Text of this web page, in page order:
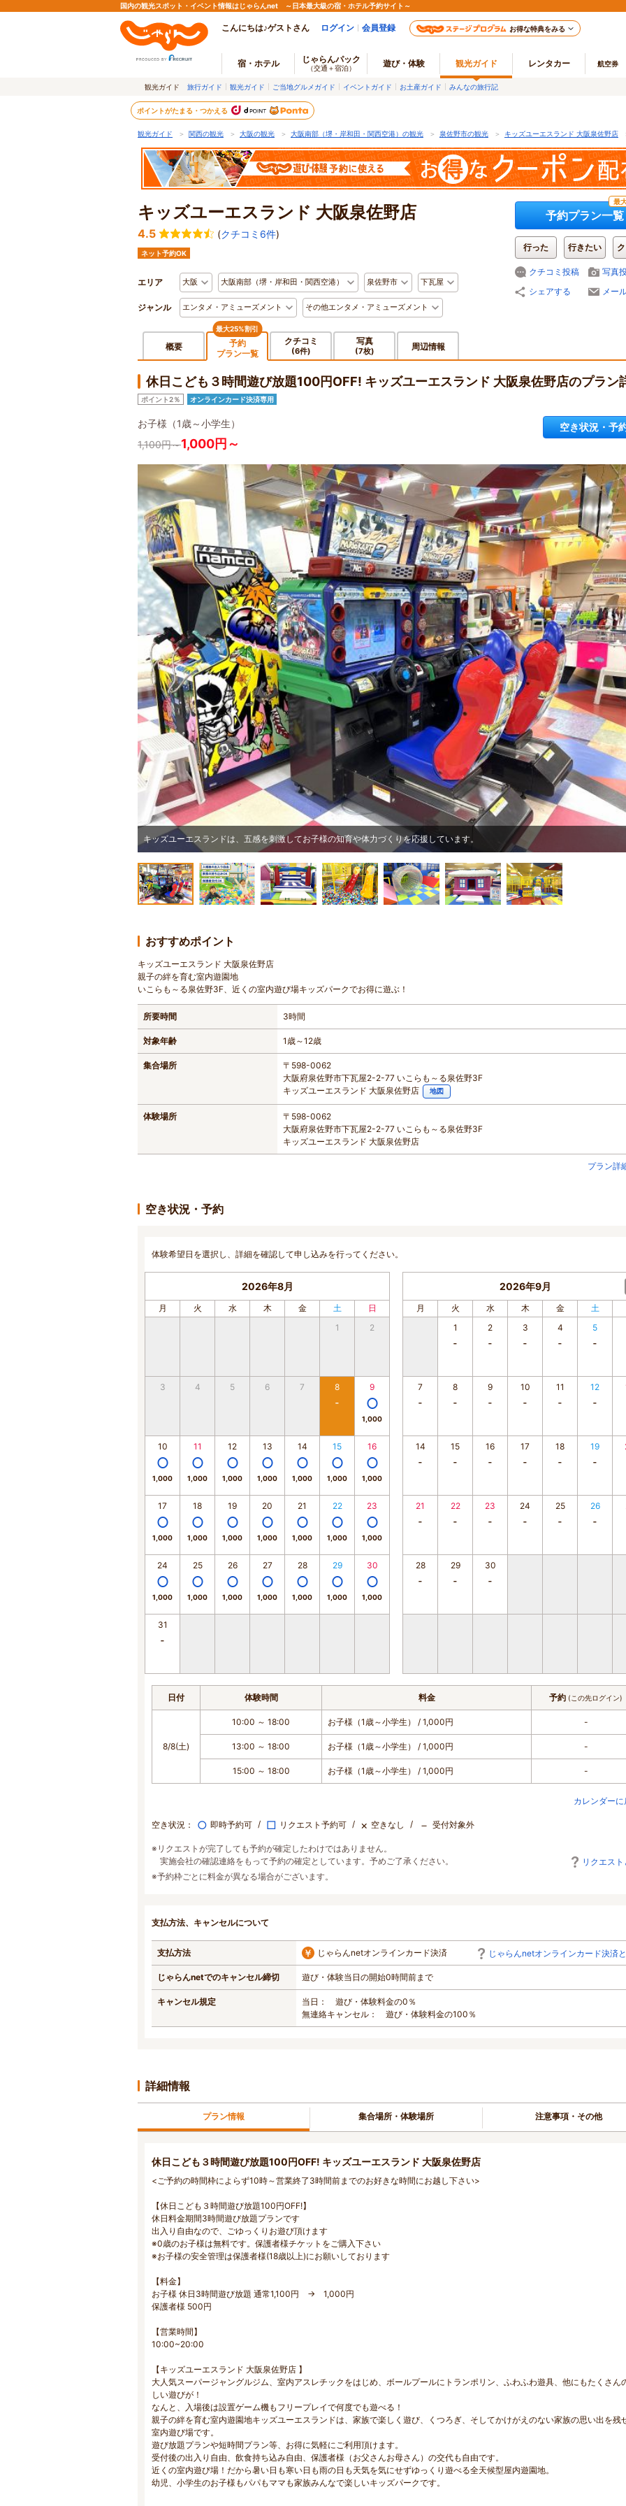
国内の観光スポット・イベント情報はじゃらんnet ～日本最大級の宿・ホテル予約サイト～
こんにちは♪ゲストさん ログイン 会員登録 お得な特典をみる
宿・ホテル じゃらんパック
（交通＋宿泊） 遊び・体験 観光ガイド レンタカー 航空券
観光ガイド 旅行ガイド 観光ガイド ご当地グルメガイド イベントガイド お土産ガイド みんなの旅行記
ポイントがたまる・つかえる
観光ガイド ＞ 関西の観光 ＞ 大阪の観光 ＞ 大阪南部（堺・岸和田・関西空港）の観光 ＞ 泉佐野市の観光 ＞ キッズユーエスランド 大阪泉佐野店
キッズユーエスランド 大阪泉佐野店
4.5 (クチコミ6件)
ネット予約OK
エリア 大阪 大阪南部（堺・岸和田・関西空港） 泉佐野市 下瓦屋
ジャンル エンタメ・アミューズメント その他エンタメ・アミューズメント
最
予約プラン一覧
行った 行きたい
クチコミ投稿
写真
シェアする
メー
概要
最大25%割引
予約
プラン一覧
クチコミ
(6件)
写真
(7枚) 周辺情報
休日こども３時間遊び放題100円OFF! キッズユーエスランド 大阪泉佐野店のプラン
ポイント2％ オンラインカード決済専用
お子様（1歳～小学生）
1,100円～1,000円～
空き状況・予
キッズユーエスランドは、五感を刺激してお子様の知育や体力づくりを応援しています。
おすすめポイント
キッズユーエスランド 大阪泉佐野店
親子の絆を育む室内遊園地
いこらも～る泉佐野3F、近くの室内遊び場キッズパークでお得に遊ぶ！
所要時間 3時間
対象年齢 1歳～12歳
集合場所
〒598-0062
大阪府泉佐野市下瓦屋2-2-77 いこらも～る泉佐野3F
キッズユーエスランド 大阪泉佐野店
地図
体験場所
〒598-0062
大阪府泉佐野市下瓦屋2-2-77 いこらも～る泉佐野3F
キッズユーエスランド 大阪泉佐野店
プラン詳
空き状況・予約
体験希望日を選択し、詳細を確認して申し込みを行ってください。
2026年8月
月 火 水 木 金 土
日
1
2
3 4 5 6 7 8 9
1,000
10
1,000
11
1,000
12
1,000
13
1,000
14
1,000
15
1,000
16
1,000
17
1,000
18
1,000
19
1,000
20
1,000
21
1,000
22
1,000
23
1,000
24
1,000
25
1,000
26
1,000
27
1,000
28
1,000
29
1,000
30
1,000
31
2026年9月
月 火 水 木 金 土
1
2 3 4 5
7 8 9 10 11 12
14 15 16 17 18 19
21 22 23 24 25 26
28 29 30
日付 体験時間 料金 予約 (この先ログイン)
8/8(土)
10:00 ～ 18:00 お子様（1歳～小学生） / 1,000円 -
13:00 ～ 18:00 お子様（1歳～小学生） / 1,000円 -
15:00 ～ 18:00 お子様（1歳～小学生） / 1,000円 -
カレンダーに
空き状況： ○ 即時予約可 □ リクエスト予約可 × 空きなし － 受付対象外
※リクエストが完了しても予約が確定したわけではありません。
実施会社の確認連絡をもって予約の確定としています。予めご了承ください。
リクエス
※予約枠ごとに料金が異なる場合がございます。
支払方法、キャンセルについて
支払方法 じゃらんnetオンラインカード決済 じゃらんnetオンラインカード決済
じゃらんnetでのキャンセル締切 遊び・体験当日の開始0時間前まで
キャンセル規定
当日： 遊び・体験料金の0％
無連絡キャンセル： 遊び・体験料金の100％
詳細情報
プラン情報 集合場所・体験場所 注意事項・その他
休日こども３時間遊び放題100円OFF! キッズユーエスランド 大阪泉佐野店
<ご予約の時間枠によらず10時～営業終了3時間前までのお好きな時間にお越し下さい>
【休日こども３時間遊び放題100円OFF!】
休日料金期間3時間遊び放題プランです
出入り自由なので、ごゆっくりお遊び頂けます
※0歳のお子様は無料です。保護者様チケットをご購入下さい
※お子様の安全管理は保護者様(18歳以上)にお願いしております
【料金】
お子様 休日3時間遊び放題 通常1,100円 → 1,000円
保護者様 500円
【営業時間】
10:00~20:00
【キッズユーエスランド 大阪泉佐野店 】
大人気スーパージャングルジム、室内アスレチックをはじめ、ボールプールにトランポリン、ふわふわ遊具、他にもたくさん
しい遊びが！
なんと、入場後は設置ゲーム機もフリープレイで何度でも遊べる！
親子の絆を育む室内遊園地キッズユーエスランドは、家族で楽しく遊び、くつろぎ、そしてかけがえのない家族の思い出を残
室内遊び場です。
遊び放題プランや短時間プラン等、お得に気軽にご利用頂けます。
受付後の出入り自由、飲食持ち込み自由、保護者様（お父さんお母さん）の交代も自由です。
近くの室内遊び場！だから暑い日も寒い日も雨の日も天気を気にせずゆっくり遊べる全天候型屋内遊園地。
幼児、小学生のお子様もパパもママも家族みんなで楽しいキッズパークです。